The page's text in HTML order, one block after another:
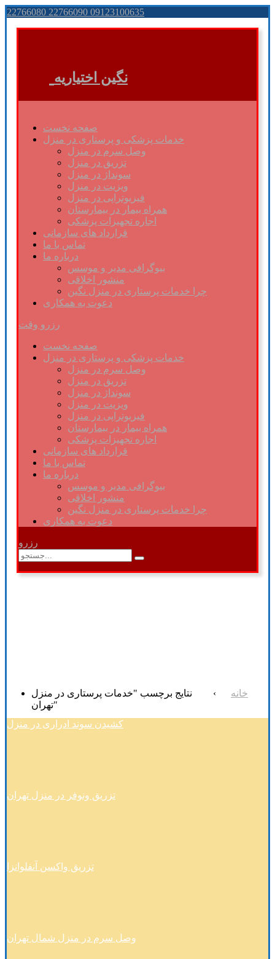
22766080 22766090 09123100635
نگین اختیاریه
صفحه نخست
خدمات پزشکی و پرستاری در منزل
وصل سرم در منزل
تزریق در منزل
سونداژ در منزل
ویزیت در منزل
فیزیوتراپی در منزل
همراه بیمار در بیمارستان
اجاره تجهیزات پزشکی
قرارداد های سازمانی
تماس با ما
درباره ما
بیوگرافی مدیر و موسس
منشور اخلاقی
چرا خدمات پرستاری در منزل نگین
دعوت به همکاری
رزرو وقت
صفحه نخست
خدمات پزشکی و پرستاری در منزل
وصل سرم در منزل
تزریق در منزل
سونداژ در منزل
ویزیت در منزل
فیزیوتراپی در منزل
همراه بیمار در بیمارستان
اجاره تجهیزات پزشکی
قرارداد های سازمانی
تماس با ما
درباره ما
بیوگرافی مدیر و موسس
منشور اخلاقی
چرا خدمات پرستاری در منزل نگین
دعوت به همکاری
رزرو
خانه ›
نتایج برچسب "خدمات پرستاری در منزل
تهران"
کشیدن سوند ادراری در منزل
تزریق ونوفر در منزل تهران
تزریق واکسن آنفلوانزا
وصل سرم در منزل شمال تهران